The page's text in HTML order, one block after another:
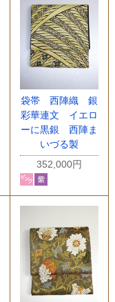
袋帯 西陣織 銀
彩華連文 イエロ
ーに黒銀 西陣ま
いづる製
352,000円